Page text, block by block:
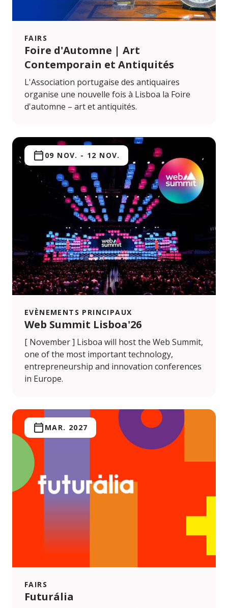
FAIRS
Foire d'Automne | Art
Contemporain et Antiquités
L'Association portugaise des antiquaires
organise une nouvelle fois à Lisboa la Foire
d'automne – art et antiquités.
EVÈNEMENTS PRINCIPAUX
Web Summit Lisboa'26
09 NOV. - 12 NOV.
[ November ] Lisboa will host the Web Summit,
one of the most important technology,
entrepreneurship and innovation conferences
in Europe.
FAIRS
Futurália
MAR. 2027